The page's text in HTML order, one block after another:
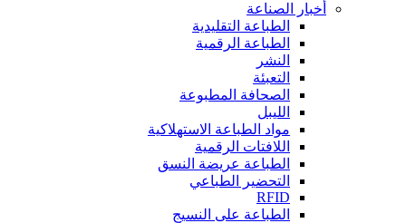
أخبار الصناعة
الطباعة التقليدية
الطباعة الرقمية
النشر
التعبئة
الصحافة المطبوعة
الليبل
مواد الطباعة الاستهلاكية
اللافتات الرقمية
الطباعة عريضة النسق
التحضير الطباعي
RFID
الطباعة على النسيج